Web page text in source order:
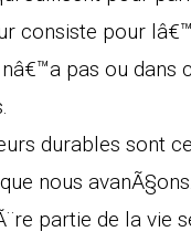
consiste pour
pas ou dans
durables sont
nous avanÃ§ons.
partie de la vie